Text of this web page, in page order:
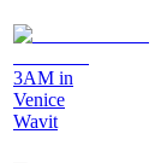
3AM in
Venice
Wavit